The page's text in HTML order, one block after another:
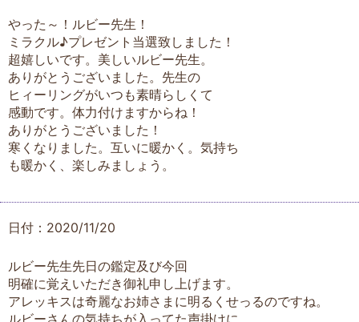
やった～！ルビー先生！
ミラクル♪プレゼント当選致しました！
超嬉しいです。美しいルビー先生。
ありがとうございました。先生の
ヒィーリングがいつも素晴らしくて
感動です。体力付けますからね！
ありがとうございました！
寒くなりました。互いに暖かく。気持ち
も暖かく、楽しみましょう。
日付：2020/11/20
ルビー先生先日の鑑定及び今回
明確に覚えいただき御礼申し上げます。
アレッキスは奇麗なお姉さまに明るくせっるのですね。